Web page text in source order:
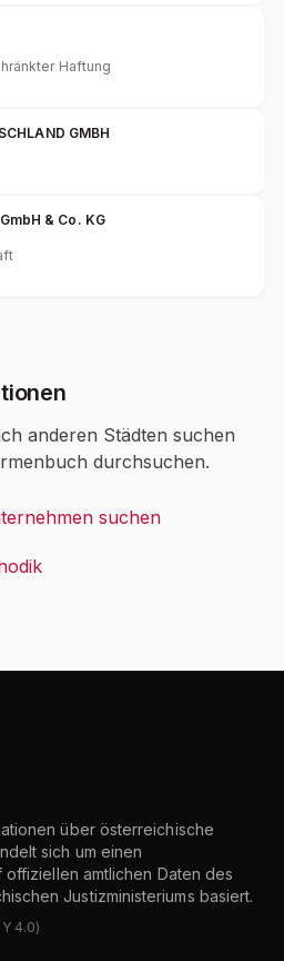
Haftung
GMBH
& Co. KG
anderen Städten suchen
durchsuchen.
suchen
über österreichische
sich um einen
amtlichen Daten des
Justizministeriums basiert.
4.0)